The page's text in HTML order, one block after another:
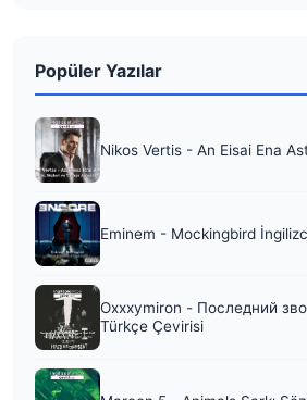
Popüler Yazılar
Nikos Vertis - An Eisai Ena
Eminem - Mockingbird
Oxxxymiron - Последний
Türkçe Çevirisi